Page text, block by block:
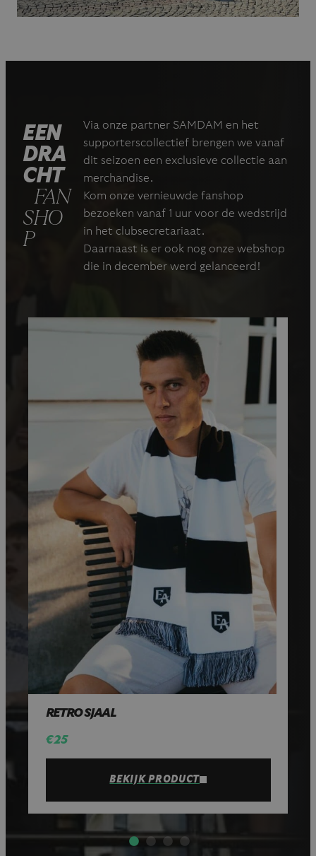
EEN
DRA
CHT
FAN
SHO
P
Via onze partner SAMDAM en het
supporterscollectief brengen we vanaf
dit seizoen een exclusieve collectie aan
merchandise.
Kom onze vernieuwde fanshop
bezoeken vanaf 1 uur voor de wedstrijd
in het clubsecretariaat.
Daarnaast is er ook nog onze webshop
die in december werd gelanceerd!
RETRO SJAAL
€ 25
BEKIJK PRODUCT